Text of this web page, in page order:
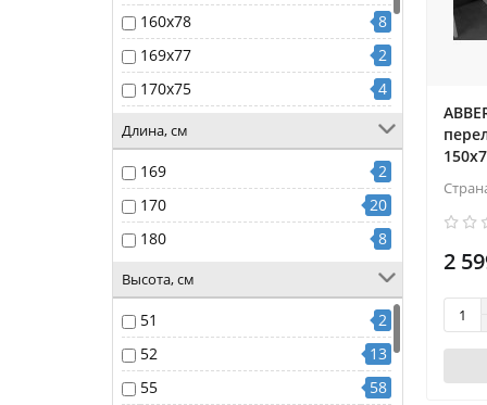
160x78
8
169x77
2
170x75
4
63
170x80
38
171x75
1
171x82
1
9
180x84
Длина, см
169
2
170
20
180
8
Высота, см
51
2
52
13
55
58
2